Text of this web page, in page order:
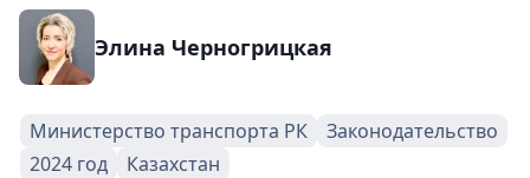
Элина Черногрицкая
Министерство транспорта РК
Законодательство
2024 год
Казахстан